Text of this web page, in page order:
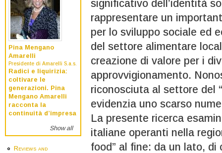
Pina Mengano
Amarelli
Presidente di Amarelli S.a.s.
Radici e liquirizia:
coltivare le
generazioni. Pina
Mengano Amarelli
racconta la
continuità d’impresa
Show all
Reviews and
significativo dell’identità
rappresentare un
per lo sviluppo sociale ed
del settore alimentare
creazione di valore per i
approvvigionamento.
riconosciuta al settore del
evidenzia uno scarso
La presente ricerca
italiane operanti nella
food” al fine: da un lato,